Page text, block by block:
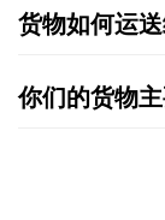
货物如何运
你们的货物